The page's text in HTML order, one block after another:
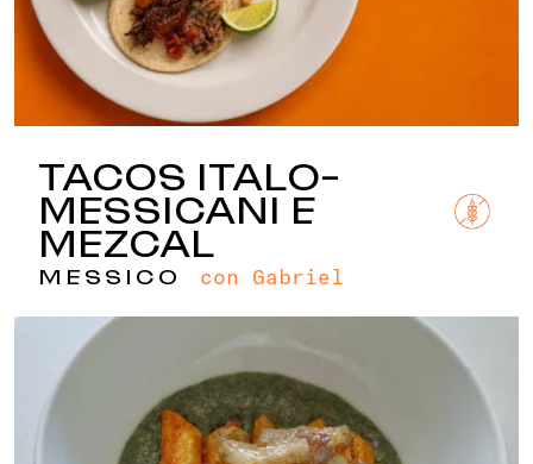
TACOS ITALO-
MESSICANI E
MEZCAL
MESSICO con Gabriel